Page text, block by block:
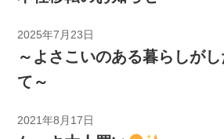
2025年7月23日
～よさこいのある暮らしがし
て～
2021年8月17日